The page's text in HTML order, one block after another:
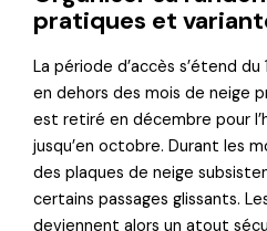
pratiques et
La période d’accès s’étend
en dehors des mois de neige
est retiré en décembre pour
jusqu’en octobre. Durant les
des plaques de neige
certains passages glissants.
deviennent alors un atout